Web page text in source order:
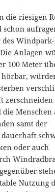
die riesigen
des
Anlagen
100 Meter
zerschneiden
Menschen
samt der
oder auch
Nutzung